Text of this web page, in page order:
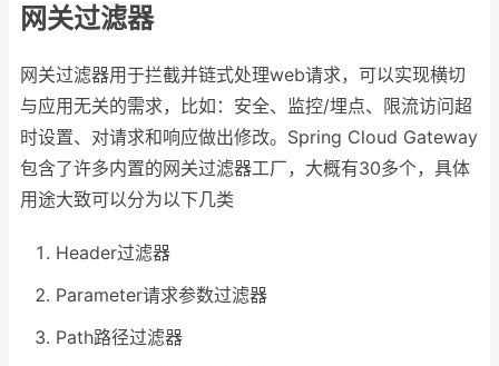
网关过滤器
网关过滤器用于拦截并链式处理web请求，可以实现横切
与应用无关的需求，比如：安全、监控/埋点、限流访问超
时设置、对请求和响应做出修改。Spring Cloud Gateway
包含了许多内置的网关过滤器工厂，大概有30多个，具体
用途大致可以分为以下几类
Header过滤器
Parameter请求参数过滤器
Path路径过滤器